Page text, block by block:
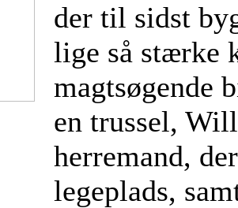
der til sidst
lige så stærke
magtsøgende
en trussel,
herremand,
legeplads,